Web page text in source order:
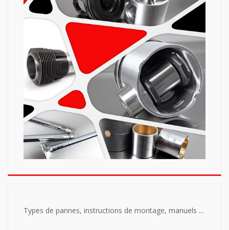
Types de pannes, instructions de montage, manuels ...